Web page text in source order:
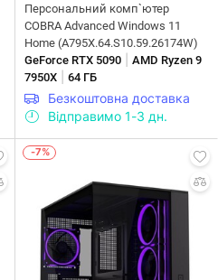
Персональний комп`ютер
COBRA Advanced Windows 11
Home (A795X.64.S10.59.26174W)
GeForce RTX 5090
AMD Ryzen 9
7950X
64 ГБ
Безкоштовна доставка
Відправимо 1-3 дн.
-7%